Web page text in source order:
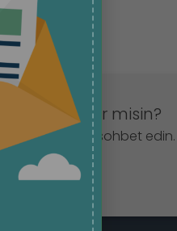
etmek ister misin?
aracılığıyla sohbet edin.